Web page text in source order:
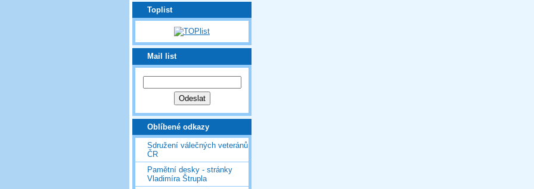
Toplist
Mail list
Oblíbené odkazy
Sdružení válečných veteránů
ČR
Pamětní desky - stránky
Vladimíra Štrupla